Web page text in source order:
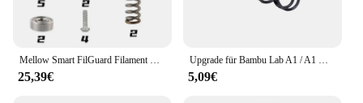
Mellow Smart FilGuard Filament Detector für DIY 3D-Druckerteile – schnelle Filamentladung, Entladen und Brucherkennung Vzbot
25,39€
Upgrade für Bambu Lab A1 / A1 Mini Extruder Motor Lüfter Erweitern Kit Schnelle Kühlung mit Unabhängigkeit Schalter 3D Drucker Teile
5,09€